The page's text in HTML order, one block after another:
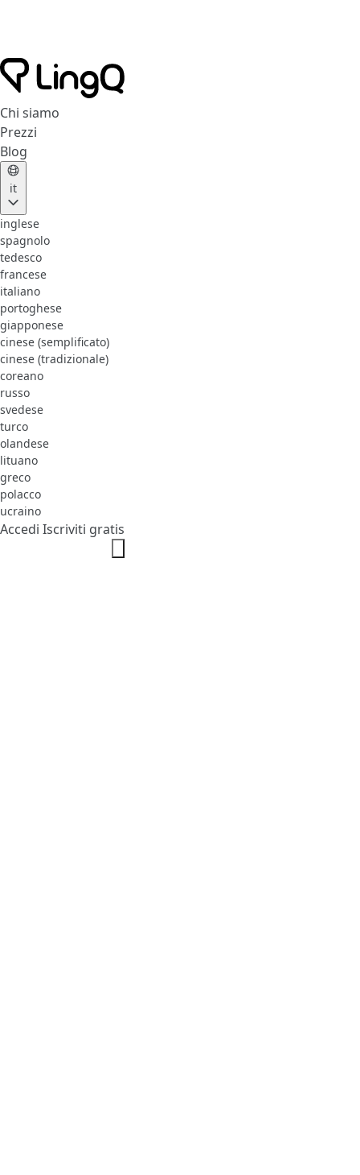
Chi siamo
Prezzi
Blog
it
inglese
spagnolo
tedesco
francese
italiano
portoghese
giapponese
cinese (semplificato)
cinese (tradizionale)
coreano
russo
svedese
turco
olandese
lituano
greco
polacco
ucraino
Accedi Iscriviti gratis